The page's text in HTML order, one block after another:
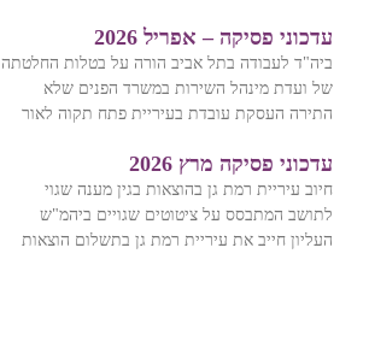
עדכוני פסיקה – אפריל 2026
ביה"ד לעבודה בתל אביב הורה על בטלות החלטתה
של ועדת מינהל השירות במשרד הפנים שלא
התירה העסקת עובדת בעיריית פתח תקוה לאור
עדכוני פסיקה מרץ 2026
חיוב עיריית רמת גן בהוצאות בגין מענה שגוי
לתושב המתבסס על ציטוטים שגויים ביהמ"ש
העליון חייב את עיריית רמת גן בתשלום הוצאות